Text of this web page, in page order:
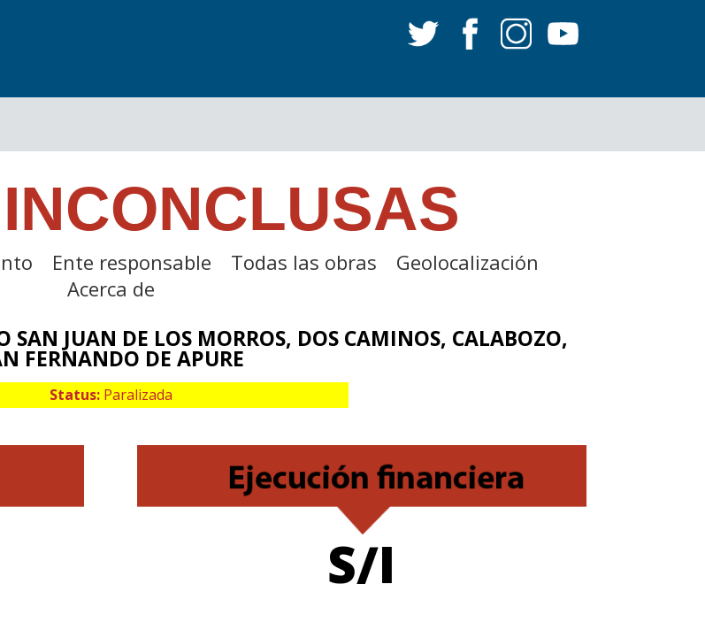
Ente responsable Todas las obras
Geolocalización
Acerca de
SAN JUAN DE LOS MORROS, DOS CAMINOS, CALABOZO,
FERNANDO DE APURE
Status: Paralizada
S/I